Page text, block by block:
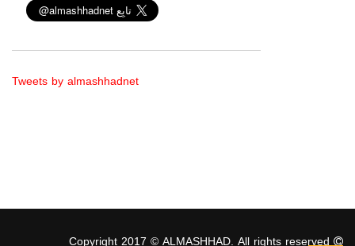
Tweets by almashhadnet
Copyright 2017 © ALMASHHAD. All rights reserved